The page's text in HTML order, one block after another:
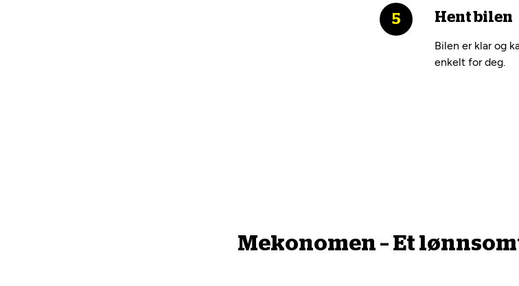
Hent bilen
Bilen er klar og
enkelt for deg.
Mekonomen – Et